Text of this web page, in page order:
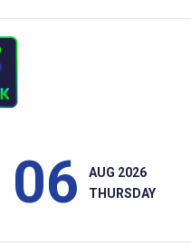
06
AUG 2026
THURSDAY